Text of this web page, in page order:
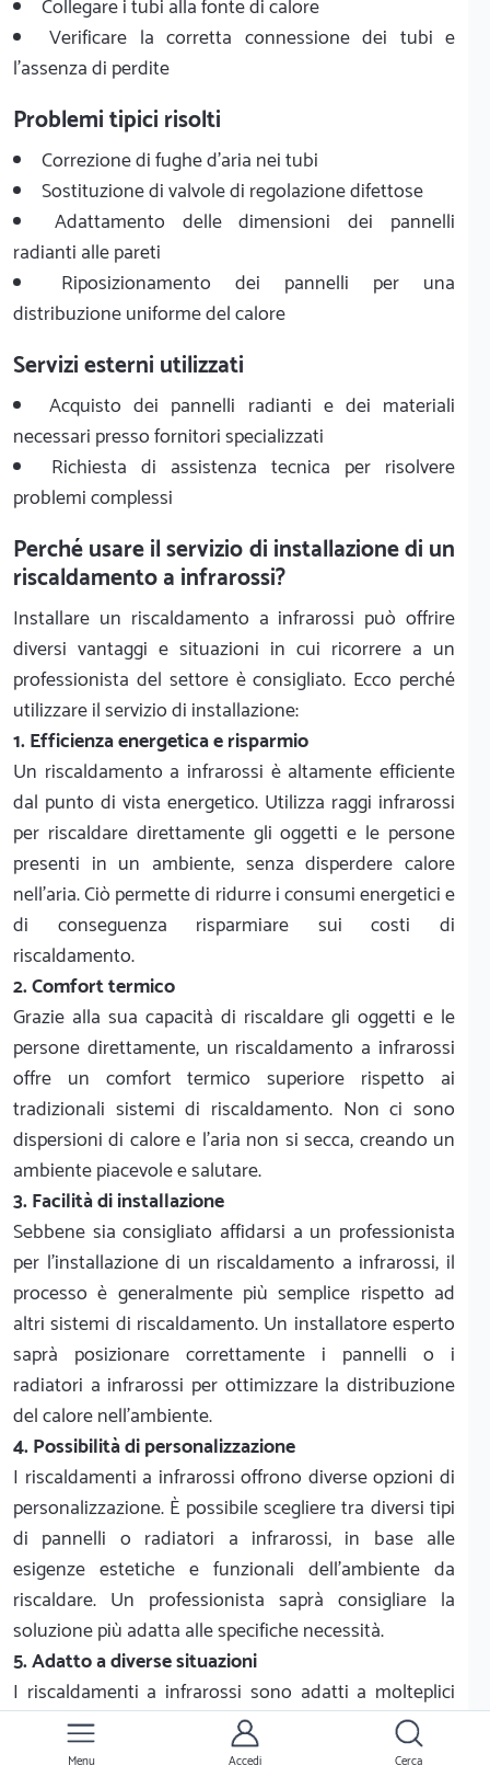
Collegare i tubi alla fonte di calore
Verificare la corretta connessione dei tubi e
l'assenza di perdite
Problemi tipici risolti
Correzione di fughe d'aria nei tubi
Sostituzione di valvole di regolazione difettose
Adattamento delle dimensioni dei pannelli
radianti alle pareti
Riposizionamento dei pannelli per una
distribuzione uniforme del calore
Servizi esterni utilizzati
Acquisto dei pannelli radianti e dei materiali
necessari presso fornitori specializzati
Richiesta di assistenza tecnica per risolvere
problemi complessi
Perché usare il servizio di installazione di un
riscaldamento a infrarossi?
Installare un riscaldamento a infrarossi può offrire
diversi vantaggi e situazioni in cui ricorrere a un
professionista del settore è consigliato. Ecco perché
utilizzare il servizio di installazione:
1. Efficienza energetica e risparmio
Un riscaldamento a infrarossi è altamente efficiente
dal punto di vista energetico. Utilizza raggi infrarossi
per riscaldare direttamente gli oggetti e le persone
presenti in un ambiente, senza disperdere calore
nell'aria. Ciò permette di ridurre i consumi energetici e
di conseguenza risparmiare sui costi di
riscaldamento.
2. Comfort termico
Grazie alla sua capacità di riscaldare gli oggetti e le
persone direttamente, un riscaldamento a infrarossi
offre un comfort termico superiore rispetto ai
tradizionali sistemi di riscaldamento. Non ci sono
dispersioni di calore e l'aria non si secca, creando un
ambiente piacevole e salutare.
3. Facilità di installazione
Sebbene sia consigliato affidarsi a un professionista
per l'installazione di un riscaldamento a infrarossi, il
processo è generalmente più semplice rispetto ad
altri sistemi di riscaldamento. Un installatore esperto
saprà posizionare correttamente i pannelli o i
radiatori a infrarossi per ottimizzare la distribuzione
del calore nell'ambiente.
4. Possibilità di personalizzazione
I riscaldamenti a infrarossi offrono diverse opzioni di
personalizzazione. È possibile scegliere tra diversi tipi
di pannelli o radiatori a infrarossi, in base alle
esigenze estetiche e funzionali dell'ambiente da
riscaldare. Un professionista saprà consigliare la
soluzione più adatta alle specifiche necessità.
5. Adatto a diverse situazioni
I riscaldamenti a infrarossi sono adatti a molteplici
situazioni e scenari. Possono essere utilizzati sia in
ambienti domestici che commerciali, come uffici,
Menu Accedi Cerca